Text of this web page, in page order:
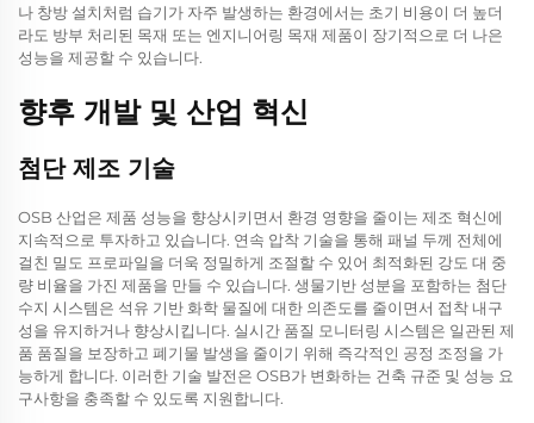
나 창방 설치처럼 습기가 자주 발생하는 환경에서는 초기 비용이 더 높더
라도 방부 처리된 목재 또는 엔지니어링 목재 제품이 장기적으로 더 나은
성능을 제공할 수 있습니다.
향후 개발 및 산업 혁신
첨단 제조 기술
OSB 산업은 제품 성능을 향상시키면서 환경 영향을 줄이는 제조 혁신에
지속적으로 투자하고 있습니다. 연속 압착 기술을 통해 패널 두께 전체에
걸친 밀도 프로파일을 더욱 정밀하게 조절할 수 있어 최적화된 강도 대 중
량 비율을 가진 제품을 만들 수 있습니다. 생물기반 성분을 포함하는 첨단
수지 시스템은 석유 기반 화학 물질에 대한 의존도를 줄이면서 접착 내구
성을 유지하거나 향상시킵니다. 실시간 품질 모니터링 시스템은 일관된 제
품 품질을 보장하고 폐기물 발생을 줄이기 위해 즉각적인 공정 조정을 가
능하게 합니다. 이러한 기술 발전은 OSB가 변화하는 건축 규준 및 성능 요
구사항을 충족할 수 있도록 지원합니다.